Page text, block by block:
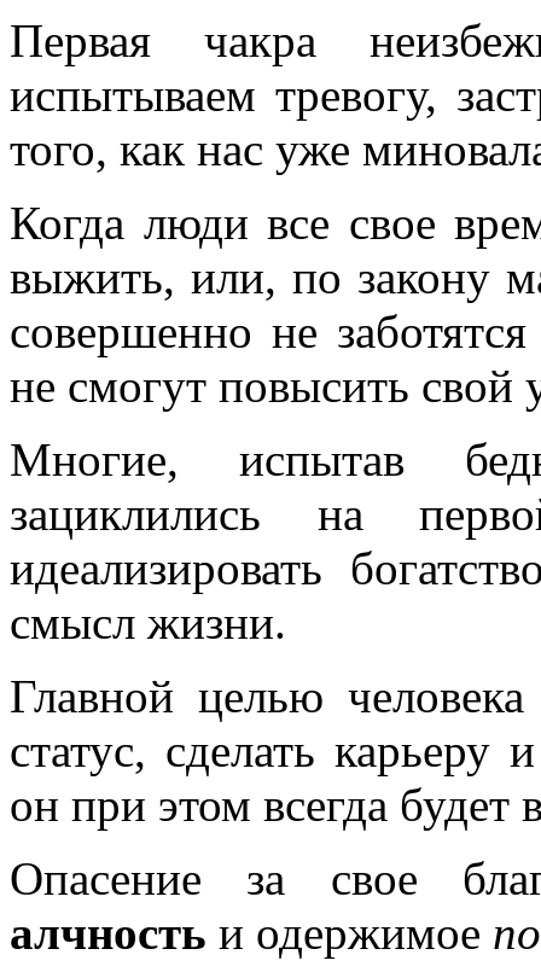
Первая чакра
испытываем тревогу,
того, как нас уже
Когда люди все свое
выжить, или, по закону
совершенно не
не смогут повысить свой
Многие, испытав
зациклились на
идеализировать
смысл жизни.
Главной целью
статус, сделать карьеру
он при этом всегда будет
Опасение за свое
алчность и одержимое